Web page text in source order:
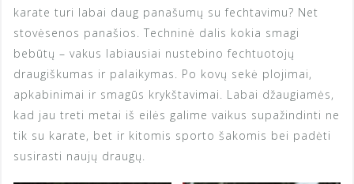
karate turi labai daug panašumų su fechtavimu? Net
stovėsenos panašios. Techninė dalis kokia smagi
bebūtų – vakus labiausiai nustebino fechtuotojų
draugiškumas ir palaikymas. Po kovų sekė plojimai,
apkabinimai ir smagūs krykštavimai. Labai džaugiamės,
kad jau treti metai iš eilės galime vaikus supažindinti ne
tik su karate, bet ir kitomis sporto šakomis bei padėti
susirasti naujų draugų.